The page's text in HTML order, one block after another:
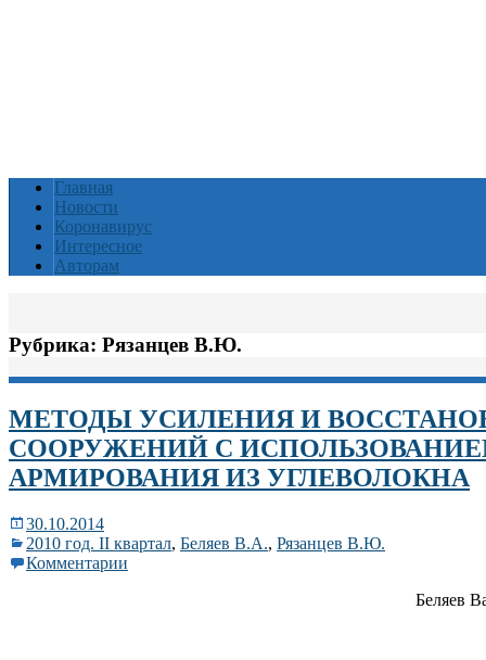
Главная
Новости
Коронавирус
Интересное
Авторам
Рубрика: Рязанцев В.Ю.
МЕТОДЫ УСИЛЕНИЯ И
СООРУЖЕНИЙ С
АРМИРОВАНИЯ ИЗ УГЛЕВОЛОКНА
30.10.2014
2010 год. II квартал, Беляев В.А., Рязанцев В.Ю.
Комментарии
Беляев